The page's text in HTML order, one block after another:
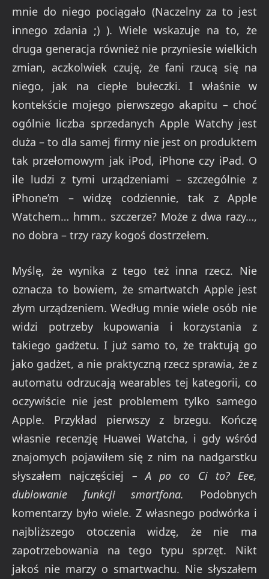
mnie do niego pociągało (Naczelny za to jest
innego zdania ;) ). Wiele wskazuje na to, że
druga generacja również nie przyniesie wielkich
zmian, aczkolwiek czuję, że fani rzucą się na
niego, jak na ciepłe bułeczki. I właśnie w
kontekście mojego pierwszego akapitu – choć
ogólnie liczba sprzedanych Apple Watchy jest
duża – to dla samej firmy nie jest on produktem
tak przełomowym jak iPod, iPhone czy iPad. O
ile ludzi z tymi urządzeniami – szczególnie z
iPhone’m – widzę codziennie, tak z Apple
Watchem… hmm.. szczerze? Może z dwa razy…,
no dobra – trzy razy kogoś dostrzełem.
Myślę, że wynika z tego też inna rzecz. Nie
oznacza to bowiem, że smartwatch Apple jest
złym urządzeniem. Według mnie wiele osób nie
widzi potrzeby kupowania i korzystania z
takiego gadżetu. I już samo to, że traktują go
jako gadżet, a nie praktyczną rzecz sprawia, że z
automatu odrzucają wearables tej kategorii, co
oczywiście nie jest problemem tylko samego
Apple. Przykład pierwszy z brzegu. Kończę
własnie recenzję Huawei Watcha, i gdy wśród
znajomych pojawiłem się z nim na nadgarstku
słyszałem najczęściej – A po co Ci to? Eee,
dublowanie funkcji smartfona. Podobnych
komentarzy było wiele. Z własnego podwórka i
najbliższego otoczenia widzę, że nie ma
zapotrzebowania na tego typu sprzęt. Nikt
jakoś nie marzy o smartwachu. Nie słyszałem